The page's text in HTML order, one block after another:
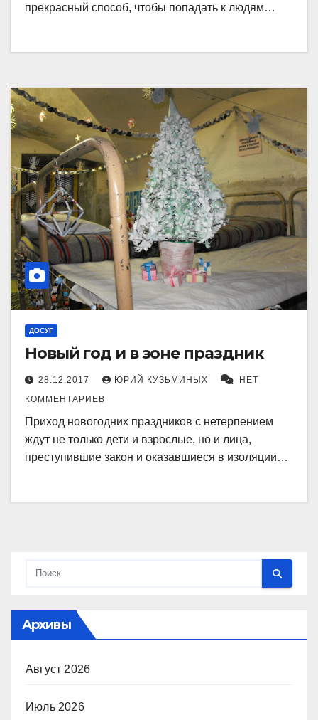
прекрасный способ, чтобы попадать к людям…
ДОСУГ
Новый год и в зоне праздник
28.12.2017 ЮРИЙ КУЗЬМИНЫХ
НЕТ
КОММЕНТАРИЕВ
Приход новогодних праздников с нетерпением
ждут не только дети и взрослые, но и лица,
преступившие закон и оказавшиеся в изоляции…
Архивы
Август 2026
Июль 2026